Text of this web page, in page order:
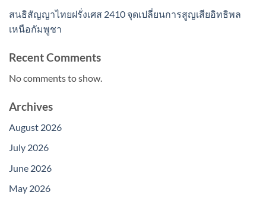
สนธิสัญญาไทยฝรั่งเศส 2410 จุดเปลี่ยนการสูญเสียอิทธิพล
เหนือกัมพูชา
Recent Comments
No comments to show.
Archives
August 2026
July 2026
June 2026
May 2026